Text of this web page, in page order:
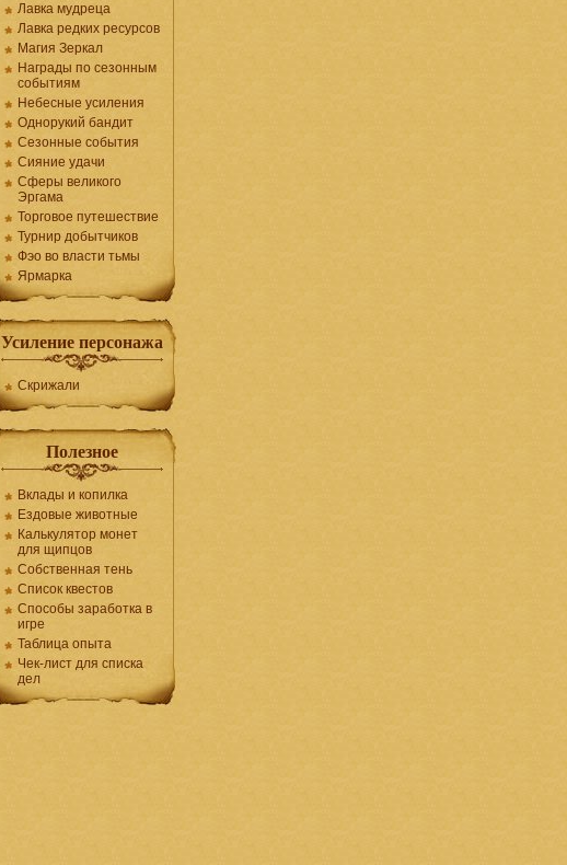
Лавка мудреца
Лавка редких ресурсов
Магия Зеркал
Награды по сезонным
событиям
Небесные усиления
Однорукий бандит
Сезонные события
Сияние удачи
Сферы великого
Эргама
Торговое путешествие
Турнир добытчиков
Фэо во власти тьмы
Ярмарка
Усиление персонажа
Скрижали
Полезное
Вклады и копилка
Ездовые животные
Калькулятор монет
для щипцов
Собственная тень
Список квестов
Способы заработка в
игре
Таблица опыта
Чек-лист для списка
дел